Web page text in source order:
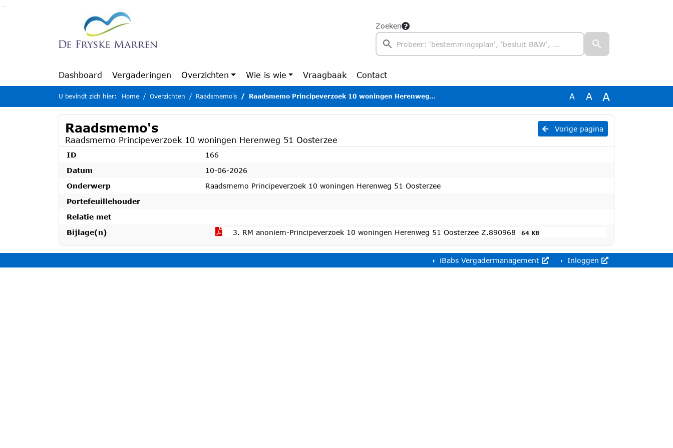
Ga naar de inhoud van deze pagina
Zoeken
Dashboard Vergaderingen Overzichten Wie is wie Vraagbaak Contact
U bevindt zich hier: Home Overzichten Raadsmemo's Raadsmemo Principeverzoek 10 woningen Herenweg 51 Oosterzee A A A
Vorige pagina
Raadsmemo's
Raadsmemo Principeverzoek 10 woningen Herenweg 51 Oosterzee
ID
166
Datum
10-06-2026
Onderwerp
Raadsmemo Principeverzoek 10 woningen Herenweg 51 Oosterzee
Portefeuillehouder
Relatie met
Bijlage(n)
3. RM anoniem-Principeverzoek 10 woningen Herenweg 51 Oosterzee Z.890968 64 KB
iBabs Vergadermanagement Inloggen